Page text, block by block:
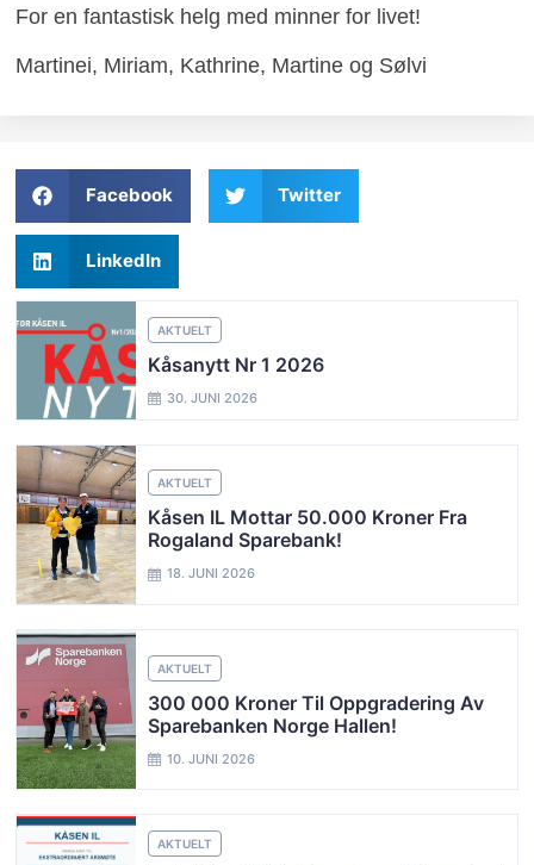
For en fantastisk helg med minner for livet!
Martinei, Miriam, Kathrine, Martine og Sølvi
Facebook Twitter
LinkedIn
AKTUELT
Kåsanytt Nr 1 2026
30. JUNI 2026
AKTUELT
Kåsen IL Mottar 50.000 Kroner Fra
Rogaland Sparebank!
18. JUNI 2026
AKTUELT
300 000 Kroner Til Oppgradering Av
Sparebanken Norge Hallen!
10. JUNI 2026
AKTUELT